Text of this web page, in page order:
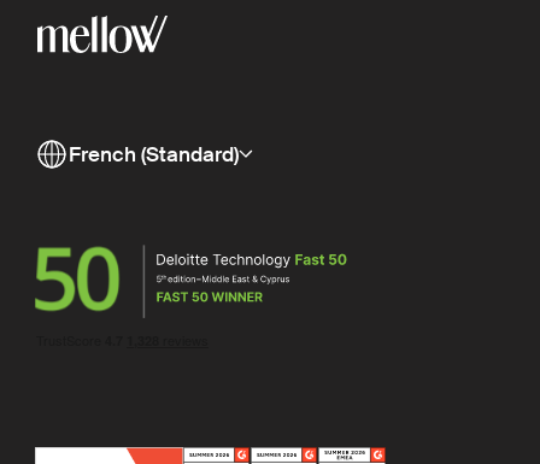
French (Standard)